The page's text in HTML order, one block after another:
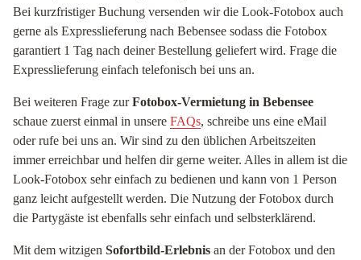
Bei kurzfristiger Buchung versenden wir die Look-Fotobox auch
gerne als Expresslieferung nach Bebensee sodass die Fotobox
garantiert 1 Tag nach deiner Bestellung geliefert wird. Frage die
Expresslieferung einfach telefonisch bei uns an.
Bei weiteren Frage zurFotobox-Vermietung in Bebensee
schaue zuerst einmal in unsere FAQs, schreibe uns eine eMail
oder rufe bei uns an. Wir sind zu den üblichen Arbeitszeiten
immer erreichbar und helfen dir gerne weiter. Alles in allem ist die
Look-Fotobox sehr einfach zu bedienen und kann von 1 Person
ganz leicht aufgestellt werden. Die Nutzung der Fotobox durch
die Partygäste ist ebenfalls sehr einfach und selbsterklärend.
Mit dem witzigen Sofortbild-Erlebnis an der Fotobox und den